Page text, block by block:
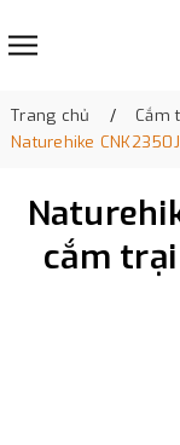
Trang chủ Cắm
Naturehike
cắm